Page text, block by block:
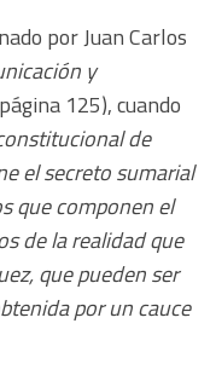
por Juan Carlos
y
125), cuando
de
el secreto sumarial
que componen el
de la realidad que
que pueden ser
por un cauce